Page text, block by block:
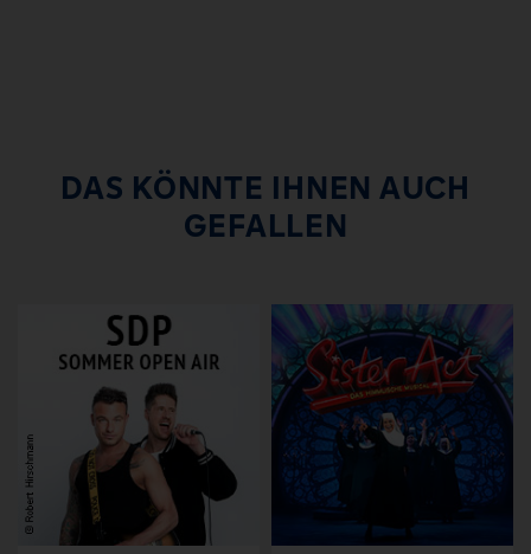
DAS KÖNNTE IHNEN AUCH
GEFALLEN